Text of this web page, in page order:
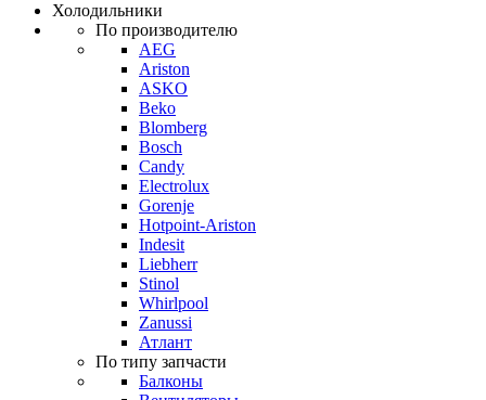
Холодильники
По производителю
AEG
Ariston
ASKO
Beko
Blomberg
Bosch
Candy
Electrolux
Gorenje
Hotpoint-Ariston
Indesit
Liebherr
Stinol
Whirlpool
Zanussi
Атлант
По типу запчасти
Балконы